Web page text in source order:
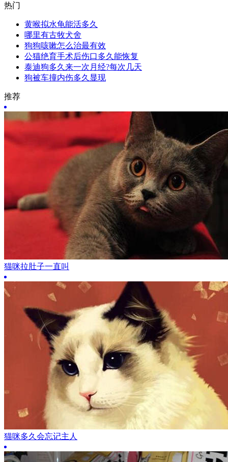
热门
黄喉拟水龟能活多久
哪里有古牧犬舍
狗狗咳嗽怎么治最有效
公猫绝育手术后伤口多久能恢复
泰迪狗多久来一次月经?每次几天
狗被车撞内伤多久显现
推荐
猫咪拉肚子一直叫
猫咪多久会忘记主人